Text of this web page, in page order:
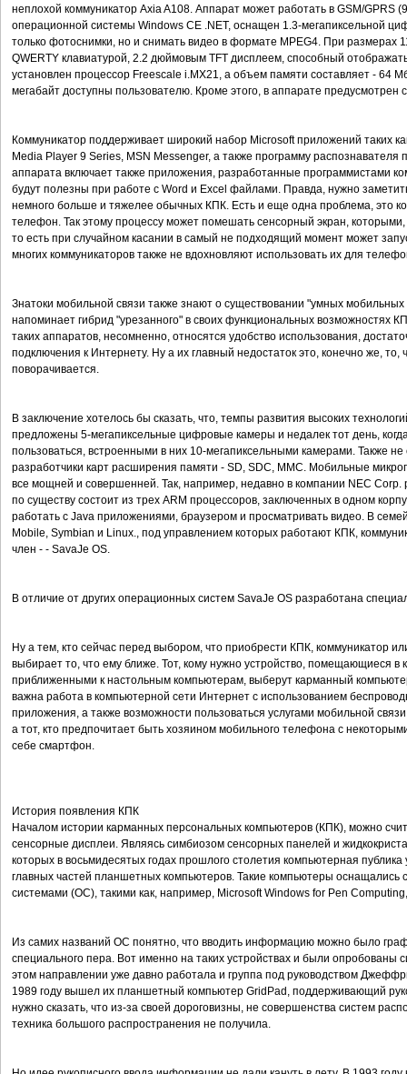
неплохой коммуникатор Axia A108. Аппарат может работать в GSM/GPRS
операционной системы Windows CE .NET, оснащен 1.3-мегапиксельной
только фотоснимки, но и снимать видео в формате MPEG4. При размерах
QWERTY клавиатурой, 2.2 дюймовым TFT дисплеем, способный
установлен процессор Freescale i.MX21, а объем памяти составляет - 64
мегабайт доступны пользователю. Кроме этого, в аппарате
Коммуникатор поддерживает широкий набор Microsoft приложений таких
Media Player 9 Series, MSN Messenger, а также программу
аппарата включает также приложения, разработанные программистами
будут полезны при работе с Word и Excel файлами. Правда, нужно
немного больше и тяжелее обычных КПК. Есть и еще одна проблема, это
телефон. Так этому процессу может помешать сенсорный экран, которыми,
то есть при случайном касании в самый не подходящий момент может
многих коммуникаторов также не вдохновляют использовать их для
Знатоки мобильной связи также знают о существовании "умных
напоминает гибрид "урезанного" в своих функциональных
таких аппаратов, несомненно, относятся удобство использования,
подключения к Интернету. Ну а их главный недостаток это, конечно же, то,
поворачивается.
В заключение хотелось бы сказать, что, темпы развития высоких
предложены 5-мегапиксельные цифровые камеры и недалек тот день,
пользоваться, встроенными в них 10-мегапиксельными камерами. Также
разработчики карт расширения памяти - SD, SDC, MMC. Мобильные
все мощней и совершенней. Так, например, недавно в компании NEC
по существу состоит из трех ARM процессоров, заключенных в одном
работать с Java приложениями, браузером и просматривать видео. В
Mobile, Symbian и Linux., под управлением которых работают КПК,
член - - SavaJe OS.
В отличие от других операционных систем SavaJe OS разработана
Ну а тем, кто сейчас перед выбором, что приобрести КПК, коммуникатор
выбирает то, что ему ближе. Тот, кому нужно устройство, помещающиеся
приближенными к настольным компьютерам, выберут карманный
важна работа в компьютерной сети Интернет с использованием
приложения, а также возможности пользоваться услугами мобильной
а тот, кто предпочитает быть хозяином мобильного телефона с
себе смартфон.
История появления КПК
Началом истории карманных персональных компьютеров (КПК), можно
сенсорные дисплеи. Являясь симбиозом сенсорных панелей и
которых в восьмидесятых годах прошлого столетия компьютерная
главных частей планшетных компьютеров. Такие компьютеры
системами (ОС), такими как, например, Microsoft Windows for Pen
Из самих названий ОС понятно, что вводить информацию можно было
специального пера. Вот именно на таких устройствах и были опробованы
этом направлении уже давно работала и группа под руководством
1989 году вышел их планшетный компьютер GridPad, поддерживающий
нужно сказать, что из-за своей дороговизны, не совершенства систем
техника большого распространения не получила.